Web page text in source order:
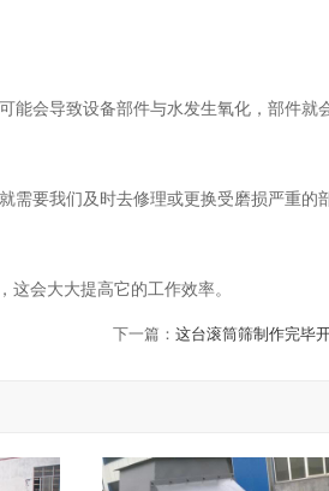
会导致设备部件与水发生氧化，部件
要我们及时去修理或更换受磨损严重
会大大提高它的工作效率。
下一篇： 这台滚筒筛制作完毕